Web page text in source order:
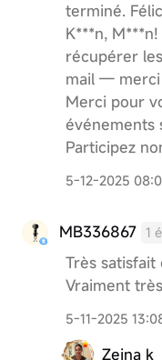
terminé.
K***n,
récupérer
mail —
Merci pour
événements
Participez
5-12-2025
MB336867 1
Très
Vraiment
5-11-2025
Zeina k